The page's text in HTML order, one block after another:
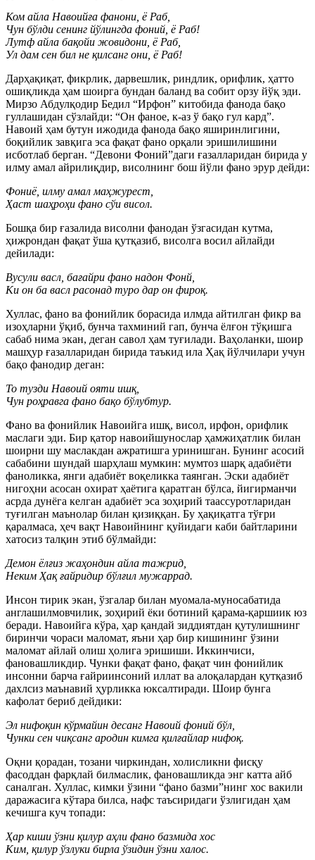
Ком айла Навоийға фанони, ё Раб,
Чун бўлди сенинг йўлингда фоний, ё Раб!
Лутф айла бақойи жовидони, ё Раб,
Ул дам сен бил не қилсанг они, ё Раб!
Дарҳақиқат, фикрлик, дарвешлик, риндлик, орифлик, ҳатто
ошиқликда ҳам шоирга бундан баланд ва собит орзу йўқ эди.
Мирзо Абдулқодир Бедил “Ирфон” китобида фанода бақо
гуллашидан сўзлайди: “Он фаное, к-аз ў бақо гул кард”.
Навоий ҳам бутун ижодида фанода бақо яширинлигини,
боқийлик завқига эса фақат фано орқали эришилишини
исботлаб берган. “Девони Фоний”даги ғазалларидан бирида у
илму амал айрилиқдир, висолнинг бош йўли фано эрур дейди:
Фониё, илму амал маҳжурест,
Ҳаст шаҳроҳи фано сўи висол.
Бошқа бир ғазалида висолни фанодан ўзгасидан кутма,
ҳижрондан фақат ўша қутқазиб, висолга восил айлайди
дейилади:
Вусули васл, бағайри фано надон Фонй,
Ки он ба васл расонад туро дар он фироқ.
Хуллас, фано ва фонийлик борасида илмда айтилган фикр ва
изоҳларни ўқиб, бунча тахминий гап, бунча ёлғон тўқишга
сабаб нима экан, деган савол ҳам туғилади. Ваҳоланки, шоир
машҳур ғазалларидан бирида таъкид ила Ҳақ йўлчилари учун
бақо фанодир деган:
То тузди Навоий ояти ишқ,
Чун роҳравга фано бақо бўлубтур.
Фано ва фонийлик Навоийга ишқ, висол, ирфон, орифлик
маслаги эди. Бир қатор навоийшунослар ҳамжиҳатлик билан
шоирни шу маслакдан ажратишга уринишган. Бунинг асосий
сабабини шундай шарҳлаш мумкин: мумтоз шарқ адабиёти
фаноликка, янги адабиёт воқеликка таянган. Эски адабиёт
нигоҳни асосан охират ҳаётига қаратган бўлса, йигирманчи
асрда дунёга келган адабиёт эса зоҳирий таассуротларидан
туғилган маънолар билан қизиққан. Бу ҳақиқатга тўғри
қаралмаса, ҳеч вақт Навоийнинг қуйидаги каби байтларини
хатосиз талқин этиб бўлмайди:
Демон ёлғиз жаҳондин айла тажрид,
Неким Ҳақ ғайридир бўлғил мужаррад.
Инсон тирик экан, ўзгалар билан муомала-муносабатида
англашилмовчилик, зоҳирий ёки ботиний қарама-қаршиик юз
беради. Навоийга кўра, ҳар қандай зиддиятдан қутулишнинг
биринчи чораси маломат, яъни ҳар бир кишининг ўзини
маломат айлай олиш ҳолига эришиши. Иккинчиси,
фановашликдир. Чунки фақат фано, фақат чин фонийлик
инсонни барча ғайриинсоний иллат ва алоқалардан қутқазиб
дахлсиз маънавий ҳурликка юксалтиради. Шоир бунга
кафолат бериб дейдики:
Эл нифоқин кўрмайин десанг Навоий фоний бўл,
Чунки сен чиқсанг ародин кимга қилғайлар нифоқ.
Оқни қорадан, тозани чиркиндан, холисликни фисқу
фасоддан фарқлай билмаслик, фановашликда энг катта айб
саналган. Хуллас, кимки ўзини “фано базми”нинг хос вакили
даражасига кўтара билса, нафс таъсиридаги ўзлигидан ҳам
кечишга куч топади:
Ҳар киши ўзни қилур аҳли фано базмида хос
Ким, қилур ўзлуки бирла ўзидин ўзни халос.